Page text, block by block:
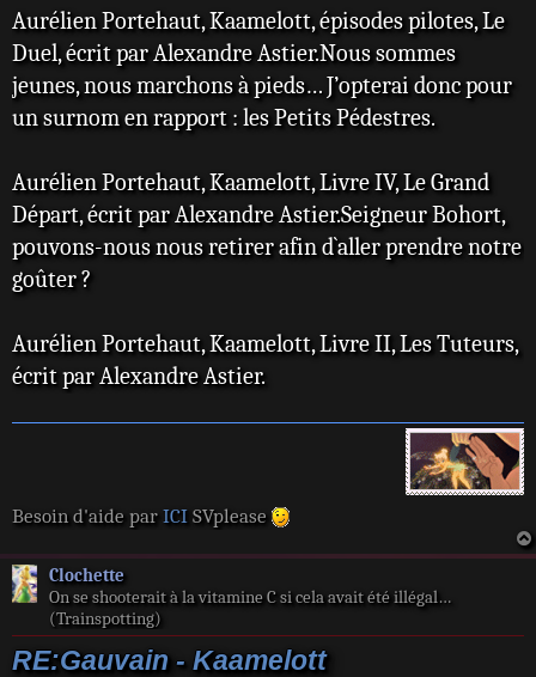
Aurélien Portehaut, Kaamelott, épisodes pilotes, Le
Duel, écrit par Alexandre Astier.Nous sommes
jeunes, nous marchons à pieds… J’opterai donc pour
un surnom en rapport : les Petits Pédestres.
Aurélien Portehaut, Kaamelott, Livre IV, Le Grand
Départ, écrit par Alexandre Astier.Seigneur Bohort,
pouvons-nous nous retirer afin d`aller prendre notre
goûter ?
Aurélien Portehaut, Kaamelott, Livre II, Les Tuteurs,
écrit par Alexandre Astier.
Besoin d'aide par ICI SVplease
Clochette
On se shooterait à la vitamine C si cela avait été illégal…
(Trainspotting)
RE:Gauvain - Kaamelott